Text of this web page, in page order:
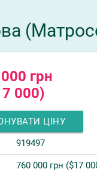
грн
000)
ЦІНУ
919497
760 000 грн ($17